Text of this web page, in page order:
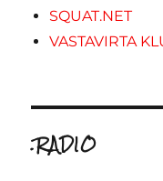
SQUAT.NET
VASTAVIRTA
.RADIO